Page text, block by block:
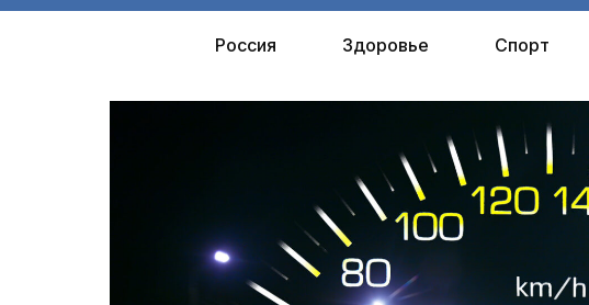
Россия Здоровье Спорт